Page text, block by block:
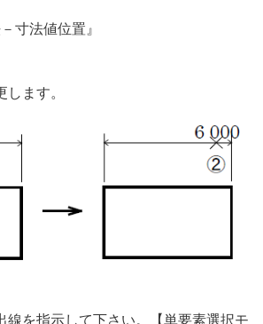
寸法値位置』
ます。
線を指示して下さい。【単要素選択モ